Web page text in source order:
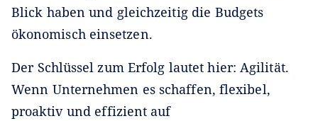
Blick haben und gleichzeitig die Budgets
ökonomisch einsetzen.
Der Schlüssel zum Erfolg lautet hier: Agilität.
Wenn Unternehmen es schaffen, flexibel,
proaktiv und effizient auf